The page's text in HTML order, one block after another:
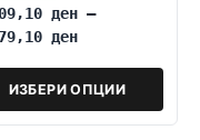
ден –
ден
ИЗБЕРИ ОПЦИИ